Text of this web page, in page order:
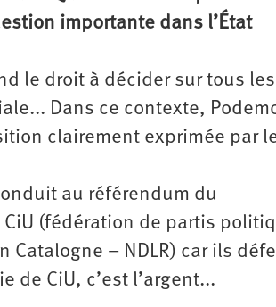
importante dans l’État
le droit à décider sur tous les
Dans ce contexte,
clairement exprimée par
au référendum du
(fédération de partis
– NDLR) car ils
de CiU, c’est l’argent...